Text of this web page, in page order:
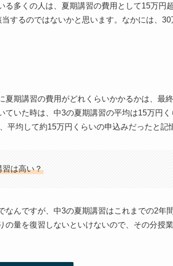
る多くの人は、夏期講習の費用として15万円
するのではないかと思います。なかには、
夏期講習の費用がどれくらいかかるかは、最
ていた時は、中3の夏期講習の平均は15万円
平均して約15万円くらいの申込みだったと記
習は高い？
なんですが、中3の夏期講習はこれまでの2年
の量を復習しないといけないので、その分授